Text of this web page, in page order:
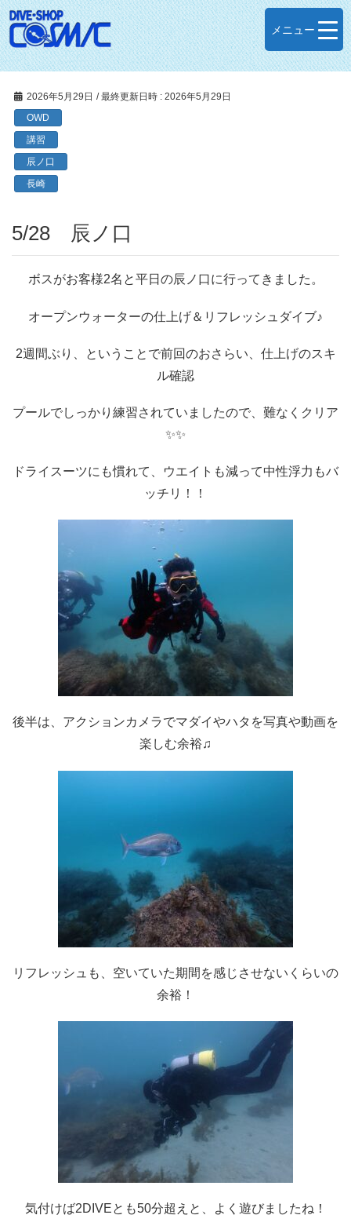
メニュー
2026年5月29日 / 最終更新日時 : 2026年5月29日
OWD
講習
辰ノ口
長崎
5/28 辰ノ口
ボスがお客様2名と平日の辰ノ口に行ってきました。
オープンウォーターの仕上げ＆リフレッシュダイブ♪
2週間ぶり、ということで前回のおさらい、仕上げのスキ
ル確認
プールでしっかり練習されていましたので、難なくクリア
✨✨
ドライスーツにも慣れて、ウエイトも減って中性浮力もバ
ッチリ！！
後半は、アクションカメラでマダイやハタを写真や動画を
楽しむ余裕♫
リフレッシュも、空いていた期間を感じさせないくらいの
余裕！
気付けば2DIVEとも50分超えと、よく遊びましたね！